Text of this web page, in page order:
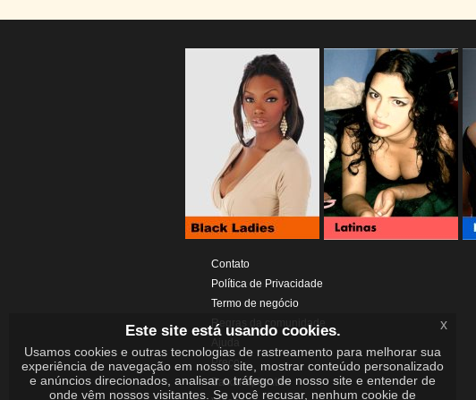
Contato
Política de Privacidade
Termo de negócio
Regras da comunidade
Preço
Baixar aplicativo
Este site está usando cookies.
Usamos cookies e outras tecnologias de rastreamento para melhorar sua
experiência de navegação em nosso site, mostrar conteúdo personalizado
e anúncios direcionados, analisar o tráfego de nosso site e entender de
onde vêm nossos visitantes. Se você recusar, nenhum cookie de
x